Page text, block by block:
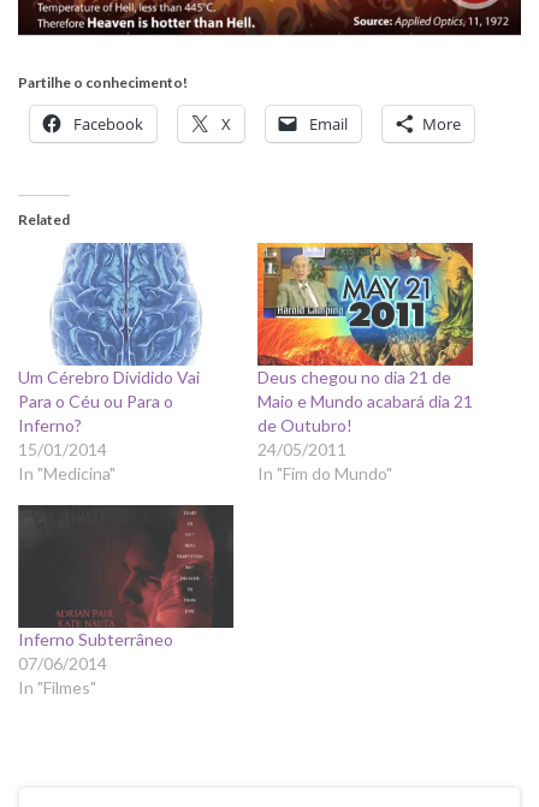
Partilhe o conhecimento!
Facebook X Email More
Related
Um Cérebro Dividido Vai
Para o Céu ou Para o
Inferno?
15/01/2014
In "Medicina"
Deus chegou no dia 21 de
Maio e Mundo acabará dia 21
de Outubro!
24/05/2011
In "Fim do Mundo"
Inferno Subterrâneo
07/06/2014
In "Filmes"